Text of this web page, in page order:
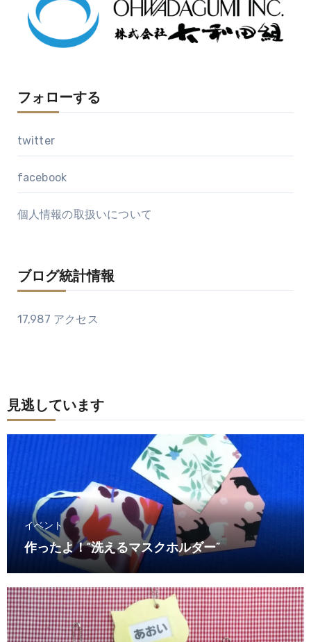
フォローする
twitter
facebook
個人情報の取扱いについて
ブログ統計情報
17,987 アクセス
見逃しています
イベント
作ったよ！“洗えるマスクホルダー”